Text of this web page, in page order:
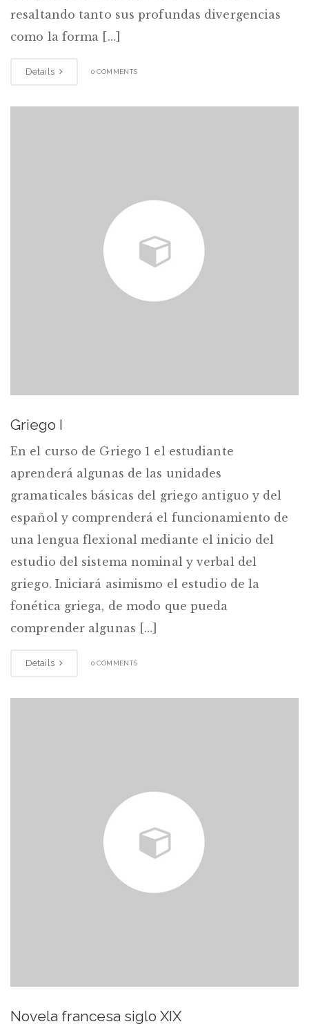
resaltando tanto sus profundas divergencias
como la forma […]
Details 0 COMMENTS
Griego I
En el curso de Griego 1 el estudiante
aprenderá algunas de las unidades
gramaticales básicas del griego antiguo y del
español y comprenderá el funcionamiento de
una lengua flexional mediante el inicio del
estudio del sistema nominal y verbal del
griego. Iniciará asimismo el estudio de la
fonética griega, de modo que pueda
comprender algunas […]
Details 0 COMMENTS
Novela francesa siglo XIX